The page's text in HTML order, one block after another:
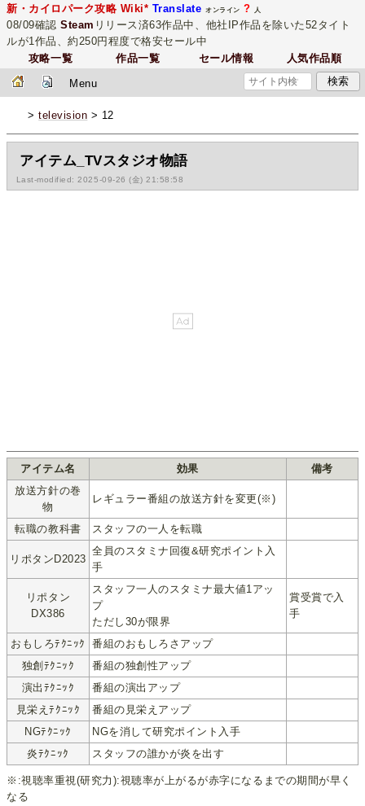
新・カイロパーク攻略 Wiki* Translate オンライン ? 人
08/09確認Steam リリース済63作品中、他社IP作品を除いた52タイト
ルが1作品、約250円程度で格安セール中
攻略一覧
作品一覧 セール情報 人気作品順
Menu
>television > 12
アイテム_TVスタジオ物語
Last-modified: 2025-09-26 (金) 21:58:58
アイテム名 効果
備考
放送方針の巻
物
レギュラー番組の放送方針を変更(※)
転職の教科書 スタッフの一人を転職
リポタンD2023
全員のスタミナ回復&研究ポイント入
手
リポタン
DX386
スタッフ一人のスタミナ最大値1アッ
プ
ただし30が限界
賞受賞で入
手
おもしろﾃｸﾆｯｸ
番組のおもしろさアップ
独創ﾃｸﾆｯｸ
番組の独創性アップ
演出ﾃｸﾆｯｸ
番組の演出アップ
見栄えﾃｸﾆｯｸ
番組の見栄えアップ
NGﾃｸﾆｯｸ
NGを消して研究ポイント入手
炎ﾃｸﾆｯｸ
スタッフの誰かが炎を出す
※:視聴率重視(研究力):視聴率が上がるが赤字になるまでの期間が早く
なる